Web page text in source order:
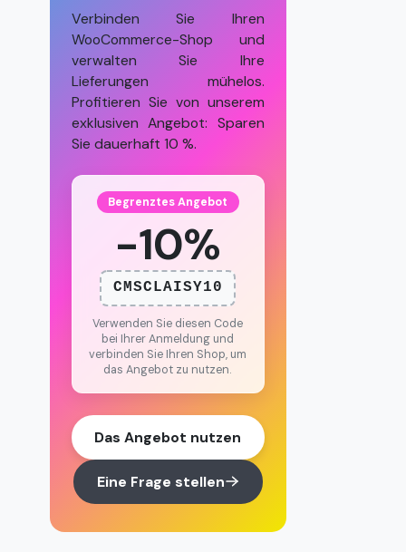
Verbinden Sie Ihren
WooCommerce-Shop und
verwalten Sie Ihre
Lieferungen mühelos.
Profitieren Sie von unserem
exklusiven Angebot: Sparen
Sie dauerhaft 10 %.
Begrenztes Angebot
-10%
CMSCLAISY10
Verwenden Sie diesen Code
bei Ihrer Anmeldung und
verbinden Sie Ihren Shop, um
das Angebot zu nutzen.
Das Angebot nutzen
Eine Frage stellen